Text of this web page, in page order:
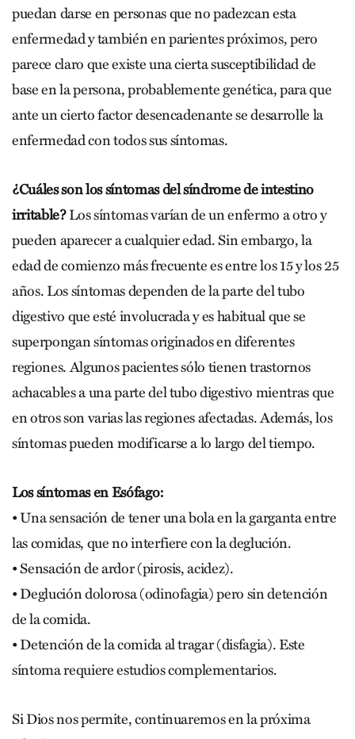
puedan darse en personas que no padezcan esta
enfermedad y también en parientes próximos, pero
parece claro que existe una cierta susceptibilidad de
base en la persona, probablemente genética, para que
ante un cierto factor desencadenante se desarrolle la
enfermedad con todos sus síntomas.
¿Cuáles son los síntomas del síndrome de intestino
irritable?Los síntomas varían de un enfermo a otro y
pueden aparecer a cualquier edad. Sin embargo, la
edad de comienzo más frecuente es entre los 15 y los 25
años. Los síntomas dependen de la parte del tubo
digestivo que esté involucrada y es habitual que se
superpongan síntomas originados en diferentes
regiones. Algunos pacientes sólo tienen trastornos
achacables a una parte del tubo digestivo mientras que
en otros son varias las regiones afectadas. Además, los
síntomas pueden modificarse a lo largo del tiempo.
Los síntomas en Esófago:
• Una sensación de tener una bola en la garganta entre
las comidas, que no interfiere con la deglución.
• Sensación de ardor (pirosis, acidez).
• Deglución dolorosa (odinofagia) pero sin detención
de la comida.
• Detención de la comida al tragar (disfagia). Este
síntoma requiere estudios complementarios.
Si Dios nos permite, continuaremos en la próxima